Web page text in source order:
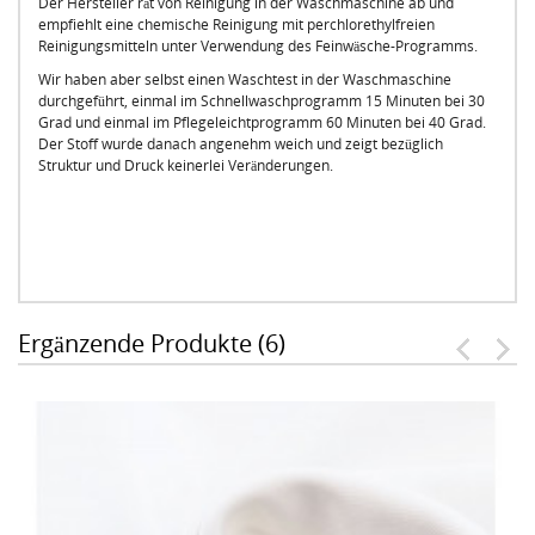
empfiehlt eine chemische Reinigung mit perchlorethylfreien
Reinigungsmitteln unter Verwendung des Feinwäsche-Programms.
Wir haben aber selbst einen Waschtest in der Waschmaschine
durchgeführt, einmal im Schnellwaschprogramm 15 Minuten bei 30
Grad und einmal im Pflegeleichtprogramm 60 Minuten bei 40 Grad.
Der Stoff wurde danach angenehm weich und zeigt bezüglich
Struktur und Druck keinerlei Veränderungen.
Ergänzende Produkte (6)